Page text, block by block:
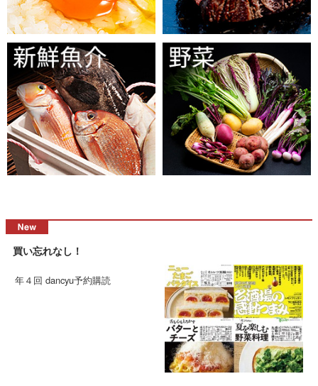
買い忘れなし！
年４回 dancyu予約購読